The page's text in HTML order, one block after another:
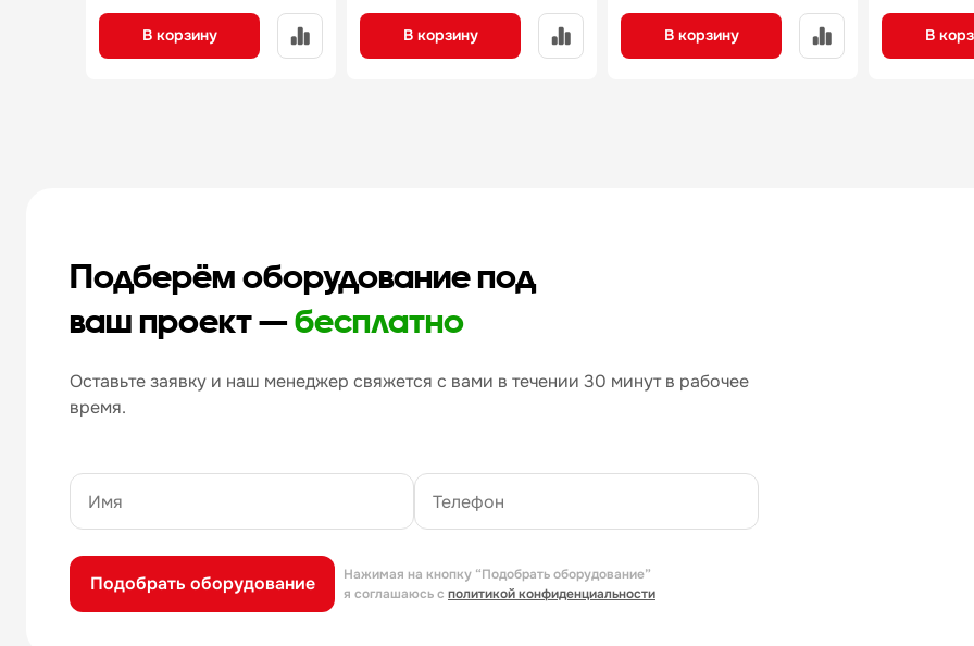
В корзину В корзину В корзину В
Подберём оборудование под
ваш проект —бесплатно
Оставьте заявку и наш менеджер свяжется с вами в течении 30 минут в рабочее
время.
Подобрать оборудование
Нажимая на кнопку “Подобрать оборудование”
я соглашаюсь с политикой конфиденциальности